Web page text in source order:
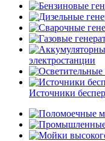
электростанции
Источники